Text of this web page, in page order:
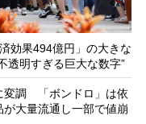
効果494億円」の大きな
透明すぎる巨大な数字”
変調 「ボンドロ」は依
大量流通し一部で値崩